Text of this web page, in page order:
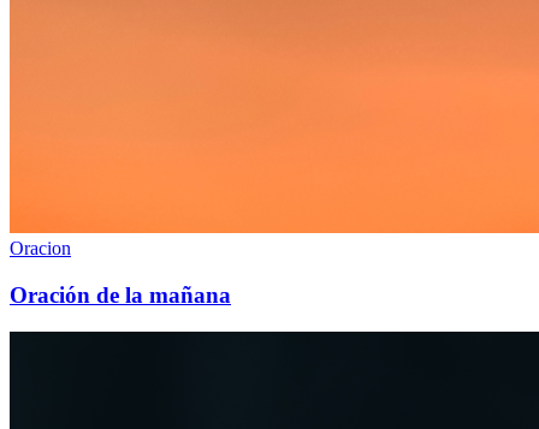
Oracion
Oración de la mañana